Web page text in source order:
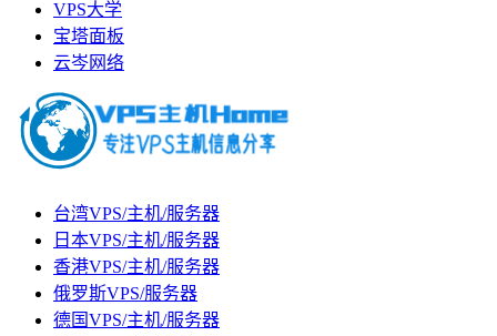
VPS大学
宝塔面板
云岑网络
台湾VPS/主机/服务器
日本VPS/主机/服务器
香港VPS/主机/服务器
俄罗斯VPS/服务器
德国VPS/主机/服务器